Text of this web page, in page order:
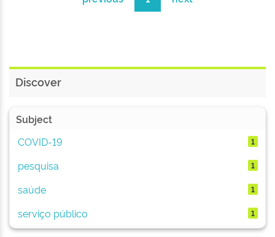
Discover
Subject
COVID-19
1
pesquisa 1
saúde 1
serviço público 1